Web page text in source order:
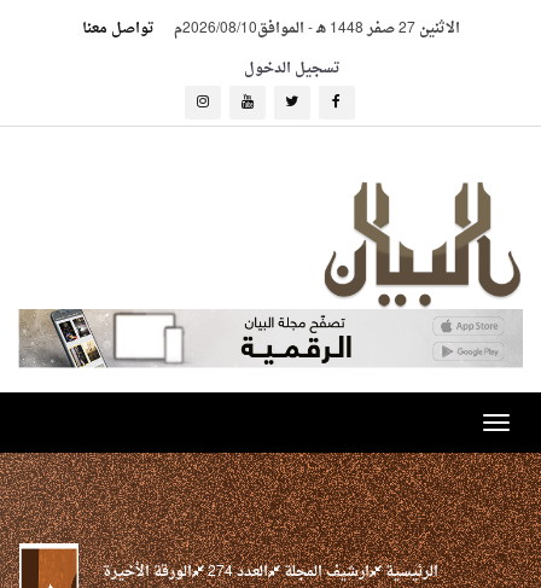
الاثنين 27 صفر 1448 هـ -الموافق2026/08/10م
تواصل معنا
تسجيل الدخول
Toggle
navigation
الرئيسية ارشيف المجلة العدد 274 الورقة الأخيرة